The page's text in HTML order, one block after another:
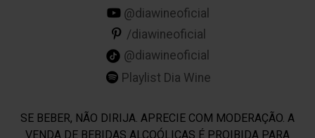
@diawineoficial
/diawineoficial
@diawineoficial
Playlist Dia Wine
SE BEBER, NÃO DIRIJA. APRECIE COM MODERAÇÃO. A
VENDA DE BEBIDAS ALCOÓLICAS É PROIBIDA PARA